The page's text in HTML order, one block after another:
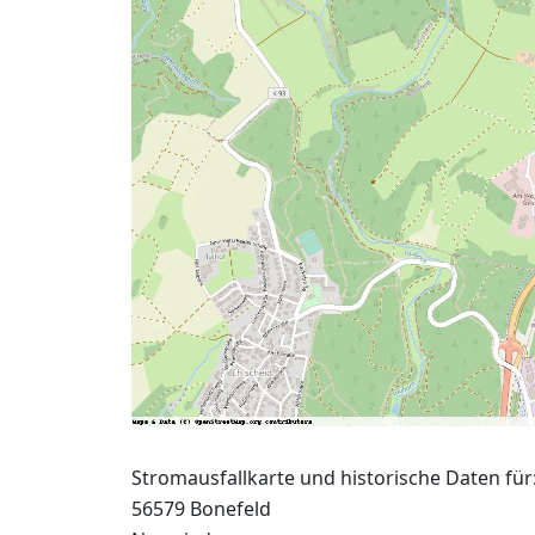
Stromausfallkarte und historische Daten
56579 Bonefeld